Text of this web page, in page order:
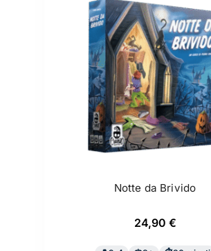
Notte da Brivido
24,90 €